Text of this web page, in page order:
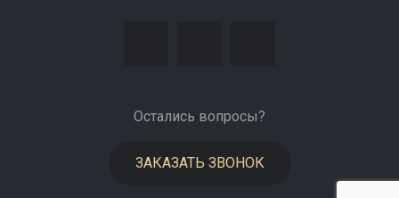
Остались вопросы?
ЗАКАЗАТЬ ЗВОНОК